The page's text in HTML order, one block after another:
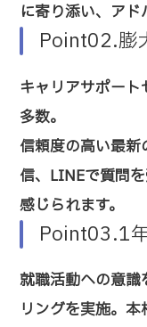
に寄り添い、アド
Point02.膨
キャリアサポー
多数。
信頼度の高い最
信、LINEで質問
感じられます。
Point03.1
就職活動への意
リングを実施。